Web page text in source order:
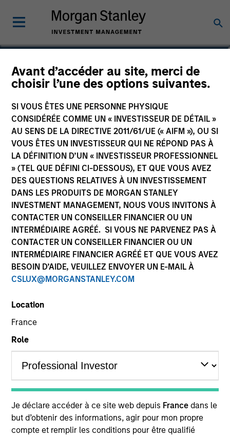
Avant d’accéder au site, merci de
choisir l’une des options suivantes.
SI VOUS ÊTES UNE PERSONNE PHYSIQUE
CONSIDÉRÉE COMME UN « INVESTISSEUR DE DÉTAIL »
AU SENS DE LA DIRECTIVE 2011/61/UE (« AIFM »), OU SI
VOUS ÊTES UN INVESTISSEUR QUI NE RÉPOND PAS À
LA DÉFINITION D’UN « INVESTISSEUR PROFESSIONNEL
» (TEL QUE DÉFINI CI-DESSOUS), ET QUE VOUS AVEZ
DES QUESTIONS RELATIVES À UN INVESTISSEMENT
DANS LES PRODUITS DE MORGAN STANLEY
INVESTMENT MANAGEMENT, NOUS VOUS INVITONS À
CONTACTER UN CONSEILLER FINANCIER OU UN
INTERMÉDIAIRE AGRÉÉ. SI VOUS NE PARVENEZ PAS À
CONTACTER UN CONSEILLER FINANCIER OU UN
INTERMÉDIAIRE FINANCIER AGRÉÉ ET QUE VOUS AVEZ
BESOIN D’AIDE, VEUILLEZ ENVOYER UN E-MAIL À
CSLUX@MORGANSTANLEY.COM
Location
France
Role
Je déclare accéder à ce site web depuis France dans le
but d’obtenir des informations, agir pour mon propre
compte et remplir les conditions pour être qualifié
Robert C. Leggett
Executive Director
Years
TEAM
Global Liquidity Solutions